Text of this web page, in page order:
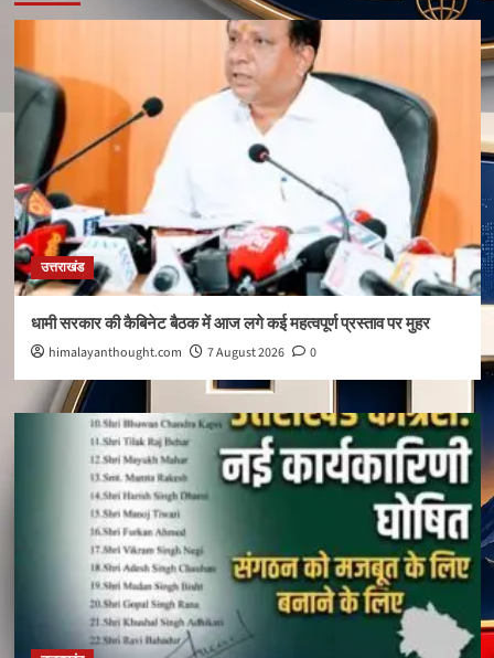
उत्तराखंड
धामी सरकार की कैबिनेट बैठक में आज लगे कई महत्वपूर्ण प्रस्ताव पर मुहर
himalayanthought.com 7 August 2026 0